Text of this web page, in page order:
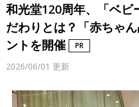
和光堂120周年、「ベビ
だわりとは？「赤ちゃ
ントを開催
2026/06/01 更新